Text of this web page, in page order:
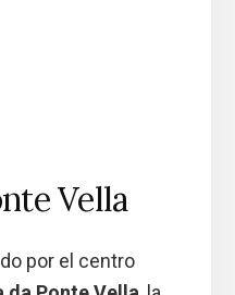
Vella
por el centro